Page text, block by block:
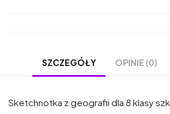
SZCZEGÓŁY OPINIE (0)
Sketchnotka z geografii dla 8 klasy